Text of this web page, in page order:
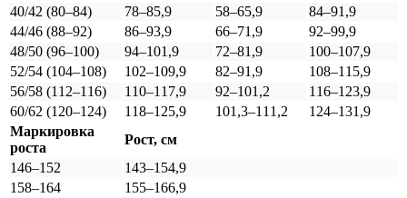
40/42 (80–84)
78–85,9 58–65,9
84–91,9
44/46 (88–92)
86–93,9 66–71,9
92–99,9
48/50 (96–100)
94–101,9 72–81,9
100–107,9
52/54 (104–108)
102–109,9 82–91,9
108–115,9
56/58 (112–116)
110–117,9 92–101,2
116–123,9
60/62 (120–124)
118–125,9 101,3–111,2
124–131,9
Маркировка
роста
Рост, см
146–152
143–154,9
158–164
155–166,9